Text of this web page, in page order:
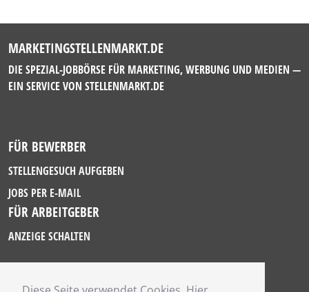
MARKETINGSTELLENMARKT.DE
DIE SPEZIAL-JOBBÖRSE FÜR MARKETING, WERBUNG UND MEDIEN —
EIN SERVICE VON STELLENMARKT.DE
FÜR BEWERBER
STELLENGESUCH AUFGEBEN
JOBS PER E-MAIL
FÜR ARBEITGEBER
ANZEIGE SCHALTEN